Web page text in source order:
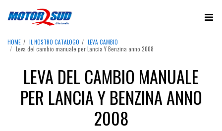
HOME IL NOSTRO CATALOGO
LEVA CAMBIO
Leva del cambio manuale per Lancia Y Benzina anno 2008
LEVA DEL CAMBIO MANUALE
PER LANCIA Y BENZINA ANNO
2008